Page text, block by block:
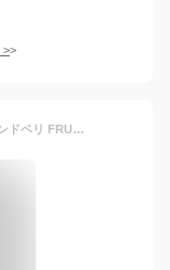
>
【クーポンあり】槙田商店 + スティグ・リンドベリ FRUKTLADA 白 ホワイト × ベージュ 長傘 | 雨傘 日傘 晴雨兼用 高級 レディース スウェーデン 北欧デザイン 高級甲州織 日本製 UV 紫外線 遮光 メンズ レディース 人気 おしゃれ おすすめ プレゼント 即発送 送料無料